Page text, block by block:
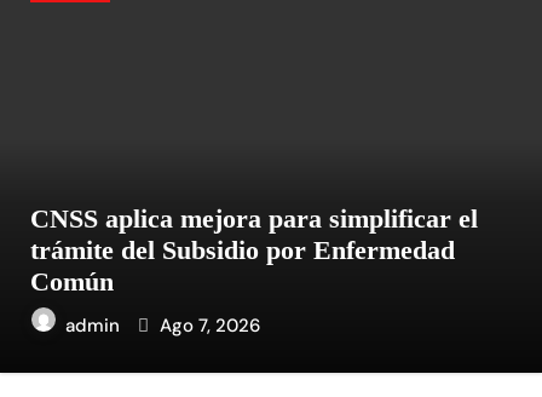
CNSS aplica mejora para simplificar el
trámite del Subsidio por Enfermedad
Común
admin Ago 7, 2026